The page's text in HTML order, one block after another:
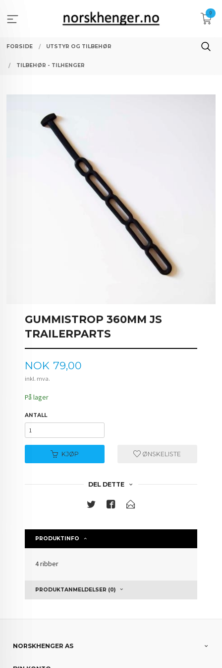
innholdet
0
FORSIDE UTSTYR OG TILBEHØR
TILBEHØR - TILHENGER
GUMMISTROP 360MM JS
TRAILERPARTS
Pris
NOK 79,00
inkl. mva.
På lager
ANTALL
KJØP ØNSKELISTE
DEL DETTE
PRODUKTINFO
4 ribber
PRODUKTANMELDELSER (0)
NORSKHENGER AS